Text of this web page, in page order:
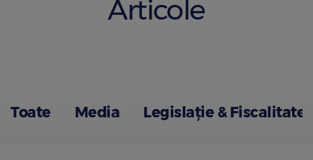
Articole
Toate Media Legislație & Fiscalitate